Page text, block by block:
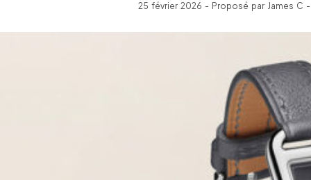
25 février 2026 - Proposé par James C